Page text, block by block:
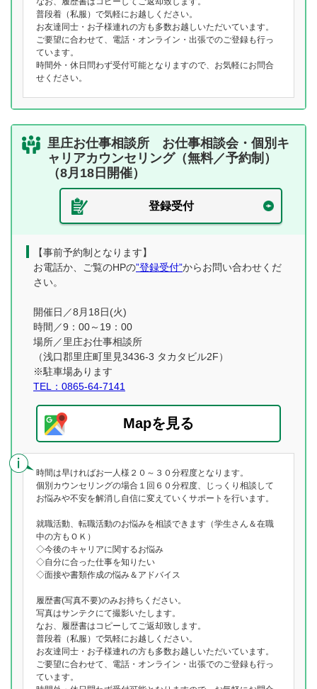
普段着（私服）で気軽にお越しください。
お友達同士・お子様連れの方も多数お越しいただいています。
ご要望に合わせて、電話・オンライン・出張でのご登録も行っ
ています。
時間外・休日問わず受付可能となりますので、お気軽にお問合
せください。
里庄お仕事相談所 お仕事相談会・個別キ
ャリアカウンセリング（無料／予約制）
（8月18日開催）
登録受付
【事前予約制となります】
お電話か、ご覧のHPの”登録受付”からお問い合わせくだ
さい。
開催日／8月18日(火)
時間／9：00～19：00
場所／里庄お仕事相談所
（浅口郡里庄町里見3436-3 タカタビル2F）
※駐車場あります
TEL：0865-64-7141
Mapを見る
時間は早ければお一人様２０～３０分程度となります。
個別カウンセリングの場合１回６０分程度、じっくり相談して
お悩みや不安を解消し自信に変えていくサポートを行います。
就職活動、転職活動のお悩みを相談できます（学生さん＆在職
中の方もＯＫ）
◇今後のキャリアに関するお悩み
◇自分に合った仕事を知りたい
◇面接や書類作成の悩み＆アドバイス
履歴書(写真不要)のみお持ちください。
写真はサンテクにて撮影いたします。
なお、履歴書はコピーしてご返却致します。
普段着（私服）で気軽にお越しください。
お友達同士・お子様連れの方も多数お越しいただいています。
ご要望に合わせて、電話・オンライン・出張でのご登録も行っ
ています。